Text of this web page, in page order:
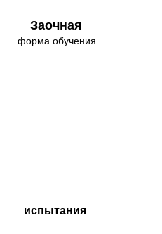
Заочная
форма обучения
испытания